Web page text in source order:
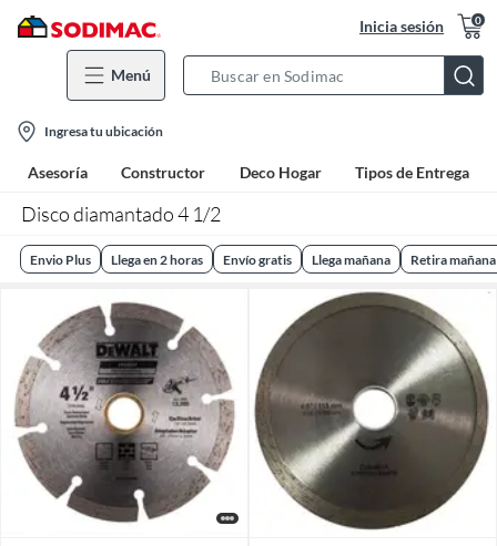
Inicia sesión 0
Menú
Bar
location-
icon
Ingresa tu ubicación
Asesoría Constructor Deco Hogar Tipos de Entrega
Disco diamantado 4 1/2
Envio Plus Llega en 2 horas Envío gratis Llega mañana Retira mañana